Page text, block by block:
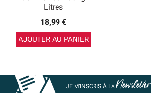
Litres
18,99 €
AJOUTER AU PANIER
JE M’INSCRIS À LANewsletter